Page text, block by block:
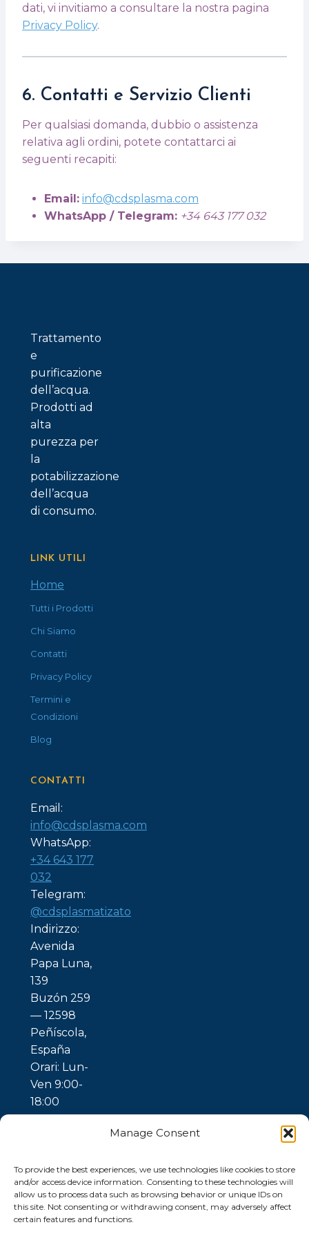
Manage Consent
To provide the best experiences, we use technologies like cookies to store
and/or access device information. Consenting to these technologies will
allow us to process data such as browsing behavior or unique IDs on
this site. Not consenting or withdrawing consent, may adversely affect
certain features and functions.
dati, vi invitiamo a consultare la nostra pagina
Privacy Policy.
6. Contatti e Servizio Clienti
Per qualsiasi domanda, dubbio o assistenza
relativa agli ordini, potete contattarci ai
seguenti recapiti:
Email: info@cdsplasma.com
WhatsApp / Telegram: +34 643 177 032
Trattamento
e
purificazione
dell’acqua.
Prodotti ad
alta
purezza per
la
potabilizzazione
dell’acqua
di consumo.
LINK UTILI
Home
Tutti i Prodotti
Chi Siamo
Contatti
Privacy Policy
Termini e
Condizioni
Blog
CONTATTI
Email:
info@cdsplasma.com
WhatsApp:
+34 643 177
032
Telegram:
@cdsplasmatizato
Indirizzo:
Avenida
Papa Luna,
139
Buzón 259
— 12598
Peñíscola,
España
Orari: Lun-
Ven 9:00-
18:00
© 2026 Ubuntu